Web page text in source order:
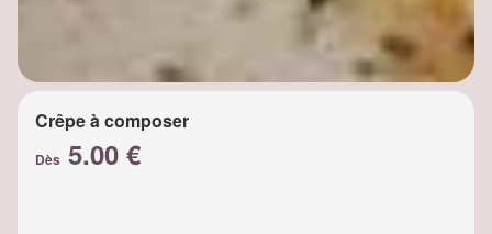
Crêpe à composer
Dès 5.00 €